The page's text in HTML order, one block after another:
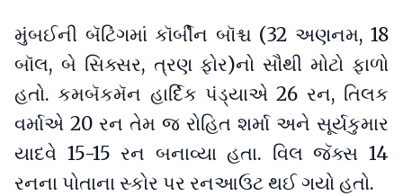
મુંબઈની બૅટિંગમાં કૉર્બીન બૉશ્ચ (32 અણનમ, 18
બૉલ, બે સિક્સર, ત્રણ ફોર)નો સૌથી મોટો ફાળો
હતો. કમબૅકમૅન હાર્દિક પંડ્યાએ 26 રન, તિલક
વર્માએ 20 રન તેમ જ રોહિત શર્મા અને સૂર્યકુમાર
યાદવે 15-15 રન બનાવ્યા હતા. વિલ જૅક્સ 14
રનના પોતાના સ્કોર પર રનઆઉટ થઈ ગયો હતો.